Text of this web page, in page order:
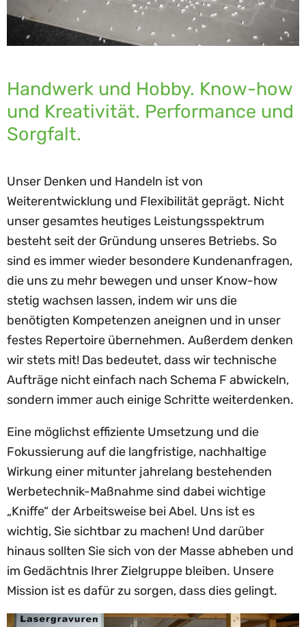
Handwerk und Hobby. Know-how
und Kreativität. Performance und
Sorgfalt.
Unser Denken und Handeln ist von
Weiterentwicklung und Flexibilität geprägt. Nicht
unser gesamtes heutiges Leistungsspektrum
besteht seit der Gründung unseres Betriebs. So
sind es immer wieder besondere Kundenanfragen,
die uns zu mehr bewegen und unser Know-how
stetig wachsen lassen, indem wir uns die
benötigten Kompetenzen aneignen und in unser
festes Repertoire übernehmen. Außerdem denken
wir stets mit! Das bedeutet, dass wir technische
Aufträge nicht einfach nach Schema F abwickeln,
sondern immer auch einige Schritte weiterdenken.
Eine möglichst effiziente Umsetzung und die
Fokussierung auf die langfristige, nachhaltige
Wirkung einer mitunter jahrelang bestehenden
Werbetechnik-Maßnahme sind dabei wichtige
„Kniffe“ der Arbeitsweise bei Abel. Uns ist es
wichtig, Sie sichtbar zu machen! Und darüber
hinaus sollten Sie sich von der Masse abheben und
im Gedächtnis Ihrer Zielgruppe bleiben. Unsere
Mission ist es dafür zu sorgen, dass dies gelingt.